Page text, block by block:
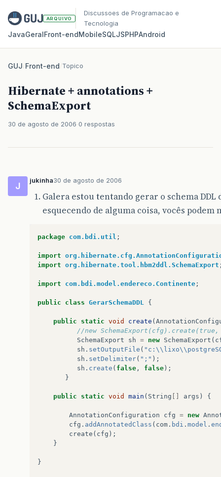
ARQUIVO
Discussoes de Programacao e
Tecnologia
JavaGeralFront‑endMobileSQLJSPHPAndroid
GUJ/Front-end/Topico
Hibernate + annotations +
SchemaExport
30 de agosto de 2006 0 respostas
J
jukinha30 de agosto de 2006
Galera estou tentando gerar o schema DDL
esquecendo de alguma coisa, vocês podem
package com.bdi.util ;
import
import org.hibernate.tool.hbm2ddl.SchemaExport
import com.bdi.model.endereco.Continente ;
public class GerarSchemaDDL {
public static void create (
//new
SchemaExport
sh = new SchemaExport (
sh . setOutputFile (
sh . setDelimiter( ";" );
sh . create ( false , false );
}
public static void main ( String args ) {
AnnotationConfiguration cfg = new
cfg . addAnnotatedClass ( com . bdi . model .
create ( cfg );
}
}